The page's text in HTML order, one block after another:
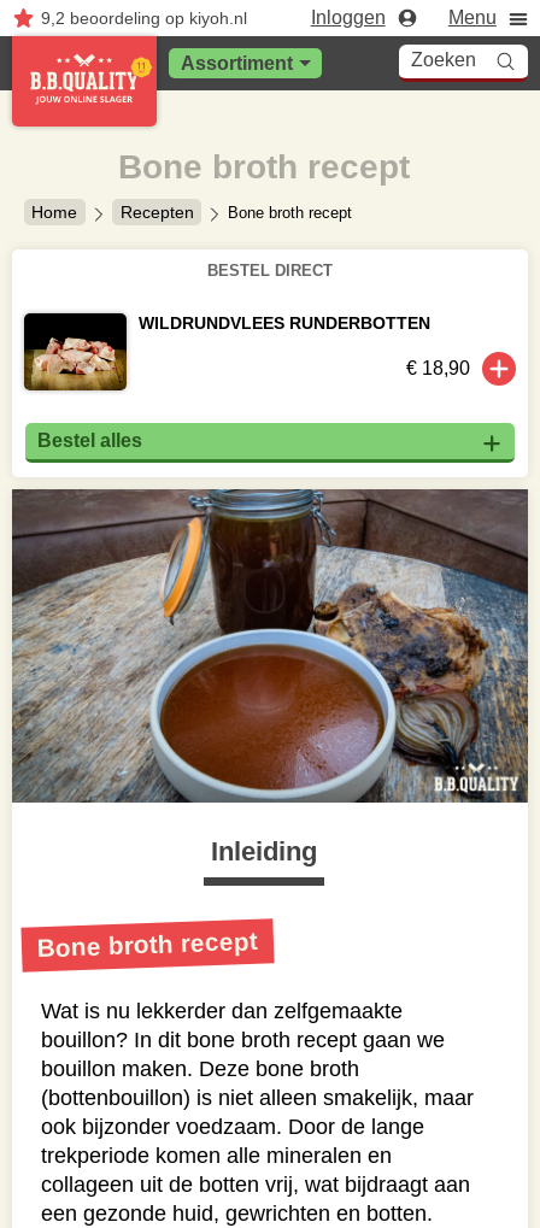
9,2 beoordelingop kiyoh.nl Inloggen Menu
Assortiment Zoeken
Home Recepten Bone broth recept
Bone broth recept
Inleiding
Bone broth recept
Wat is nu lekkerder dan zelfgemaakte
bouillon? In dit bone broth recept gaan we
bouillon maken. Deze bone broth
(bottenbouillon) is niet alleen smakelijk, maar
ook bijzonder voedzaam. Door de lange
trekperiode komen alle mineralen en
collageen uit de botten vrij, wat bijdraagt aan
een gezonde huid, gewrichten en botten.
BESTEL DIRECT
WILDRUNDVLEES RUNDERBOTTEN
€ 18,90
Bestel alles